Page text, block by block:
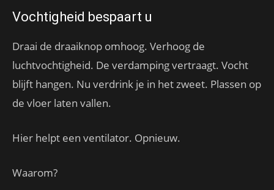
Vochtigheid bespaart u
Draai de draaiknop omhoog. Verhoog de
luchtvochtigheid. De verdamping vertraagt. Vocht
blijft hangen. Nu verdrink je in het zweet. Plassen op
de vloer laten vallen.
Hier helpt een ventilator. Opnieuw.
Waarom?